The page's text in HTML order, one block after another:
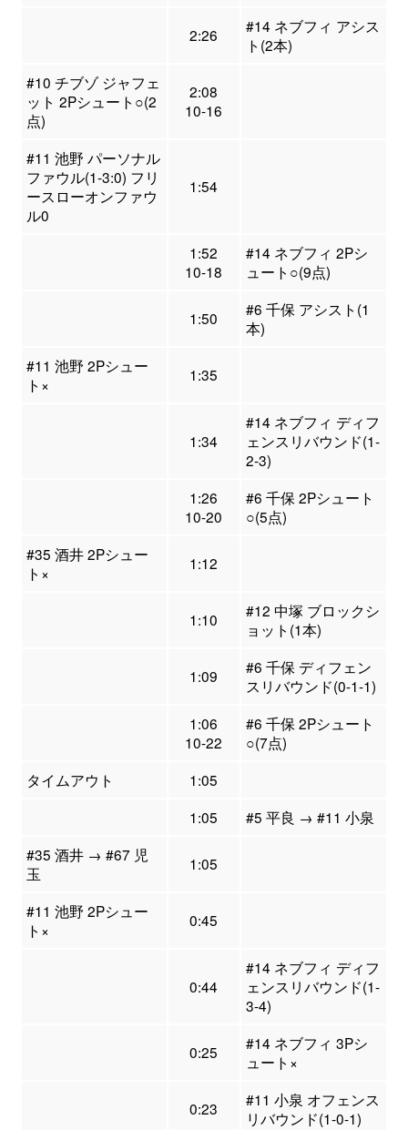
2:26
#14 ネブフィ アシス
ト(2本)
#10 チブゾ ジャフェ
ット 2Pシュート○(2
点)
2:08
10-16
#11 池野 パーソナル
ファウル(1-3:0) フリ
ースローオンファウ
ル0
1:54
1:52
10-18
#14 ネブフィ 2Pシ
ュート○(9点)
1:50
#6 千保 アシスト(1
本)
#11 池野 2Pシュー
ト×
1:35
1:34
#14 ネブフィ ディフ
ェンスリバウンド(1-
2-3)
1:26
10-20
#6 千保 2Pシュート
○(5点)
#35 酒井 2Pシュー
ト×
1:12
1:10
#12 中塚 ブロックシ
ョット(1本)
1:09
#6 千保 ディフェン
スリバウンド(0-1-1)
1:06
10-22
#6 千保 2Pシュート
○(7点)
タイムアウト
1:05
1:05
#5 平良 → #11 小泉
#35 酒井 → #67 児
玉
1:05
#11 池野 2Pシュー
ト×
0:45
0:44
#14 ネブフィ ディフ
ェンスリバウンド(1-
3-4)
0:25
#14 ネブフィ 3Pシ
ュート×
0:23
#11 小泉 オフェンス
リバウンド(1-0-1)